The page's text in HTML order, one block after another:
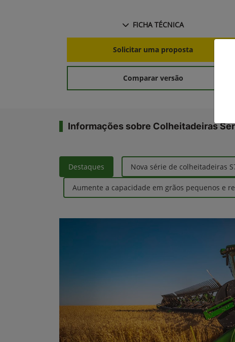
FICHA TÉCNICA
Solicitar uma proposta
Comparar versão
Informações sobre Colheitadeiras
Destaques Nova série de colheitadeiras
Aumente a capacidade em grãos pequenos e